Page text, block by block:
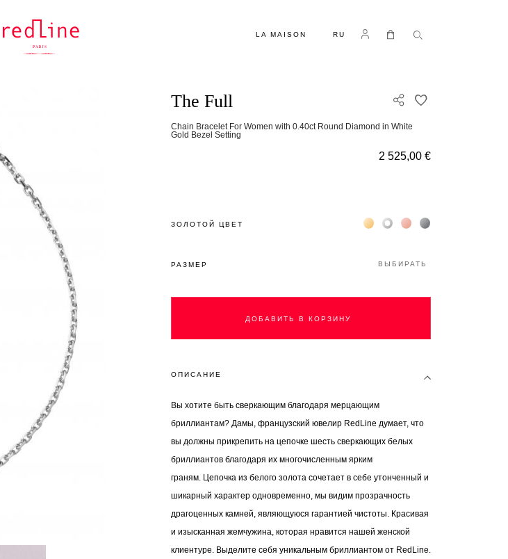
LA MAISON RU Log in Моя корзина
The Full
Chain Bracelet For Women with 0.40ct Round Diamond in White
Gold Bezel Setting
2 525,00 €
ЗОЛОТОЙ ЦВЕТ Жёлтое золото 18К
Белое золото 18К
Розовое золото 18К
Чёрное золото 18К
РАЗМЕР ВЫБИРАТЬ
ДОБАВИТЬ В КОРЗИНУ
ОПИСАНИЕ
Вы хотите быть сверкающим благодаря мерцающим
бриллиантам? Дамы, французский ювелир RedLine думает, что
вы должны прикрепить на цепочке шесть сверкающих белых
бриллиантов благодаря их многочисленным ярким
граням. Цепочка из белого золота сочетает в себе утонченный и
шикарный характер одновременно, мы видим прозрачность
драгоценных камней, являющуюся гарантией чистоты. Красивая
и изысканная жемчужина, которая нравится нашей женской
клиентуре. Выделите себя уникальным бриллиантом от RedLine.